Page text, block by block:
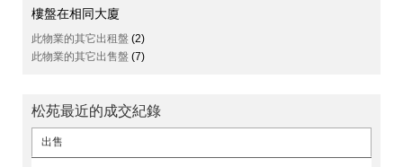
樓盤在相同大廈
此物業的其它出租盤 (2)
此物業的其它出售盤 (7)
松苑最近的成交紀錄
出售